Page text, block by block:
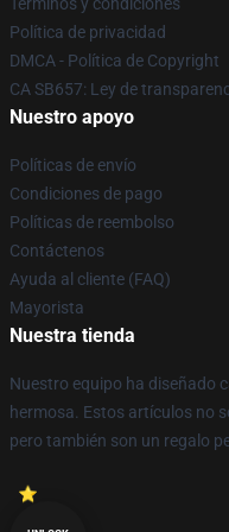
Política de privacidad
DMCA - Política de Copyright
CA SB657: Ley de
Nuestro apoyo
Políticas de envío
Condiciones de pago
Políticas de reembolso
Contáctenos
Ayuda al cliente (FAQ)
Mayorista
Nuestra tienda
Nuestro equipo ha diseñado
hermosa. Estos artículos no
pero también son un regalo